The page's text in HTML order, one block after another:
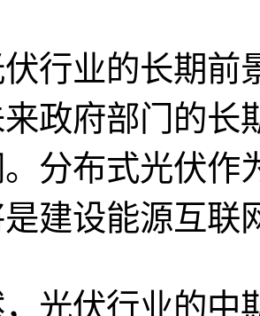
业的长期前
政府部门的长
分布式光伏作
建设能源互联
伏行业的中